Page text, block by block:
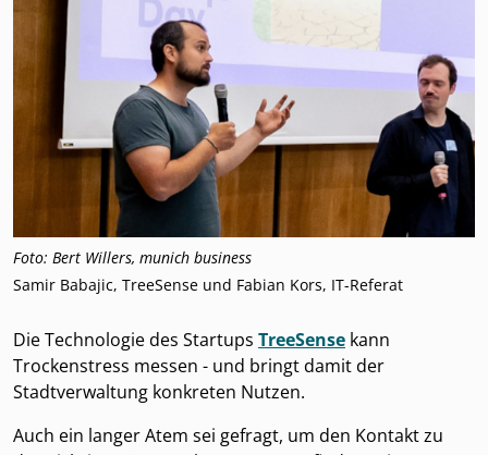
Foto: Bert Willers, munich business
Samir Babajic, TreeSense und Fabian Kors, IT-Referat
Die Technologie des Startups TreeSense kann
Trockenstress messen - und bringt damit der
Stadtverwaltung konkreten Nutzen.
Auch ein langer Atem sei gefragt, um den Kontakt zu